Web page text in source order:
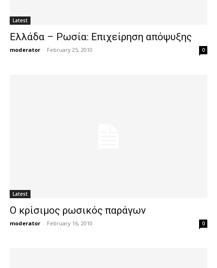
Latest
Ελλάδα – Ρωσία: Επιχείρηση απόψυξης
moderator - February 25, 2010 0
Latest
Ο κρίσιμος ρωσικός παράγων
moderator - February 16, 2010 0